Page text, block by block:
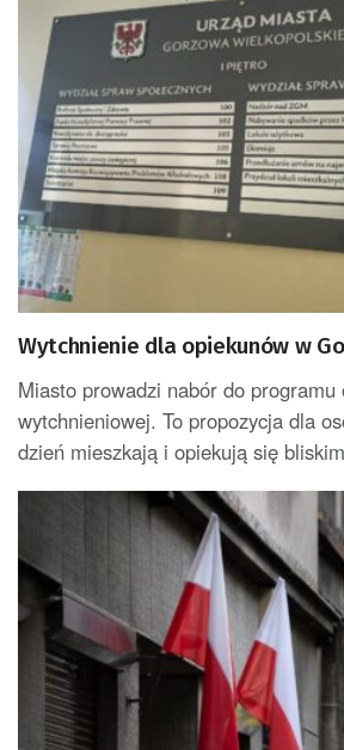
Wytchnienie dla opiekunów w
Miasto prowadzi nabór do programu
wytchnieniowej. To propozycja dla
dzień mieszkają i opiekują się